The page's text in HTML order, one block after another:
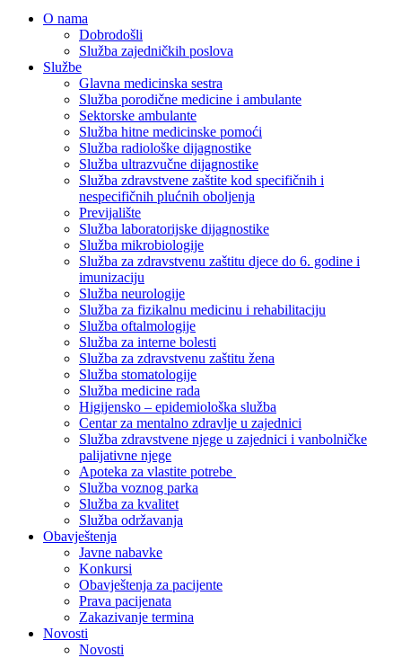
O nama
Dobrodošli
Služba zajedničkih poslova
Službe
Glavna medicinska sestra
Služba porodične medicine i ambulante
Sektorske ambulante
Služba hitne medicinske pomoći
Služba radiološke dijagnostike
Služba ultrazvučne dijagnostike
Služba zdravstvene zaštite kod specifičnih i
nespecifičnih plućnih oboljenja
Previjalište
Služba laboratorijske dijagnostike
Služba mikrobiologije
Služba za zdravstvenu zaštitu djece do 6. godine i
imunizaciju
Služba neurologije
Služba za fizikalnu medicinu i rehabilitaciju
Služba oftalmologije
Služba za interne bolesti
Služba za zdravstvenu zaštitu žena
Služba stomatologije
Služba medicine rada
Higijensko – epidemiološka služba
Centar za mentalno zdravlje u zajednici
Služba zdravstvene njege u zajednici i vanbolničke
palijativne njege
Apoteka za vlastite potrebe
Služba voznog parka
Služba za kvalitet
Služba održavanja
Obavještenja
Javne nabavke
Konkursi
Obavještenja za pacijente
Prava pacijenata
Zakazivanje termina
Novosti
Novosti